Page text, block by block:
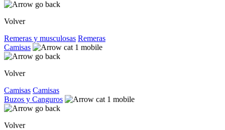
Volver
Remeras y musculosas Remeras
Camisas
Volver
Camisas Camisas
Buzos y Canguros
Volver